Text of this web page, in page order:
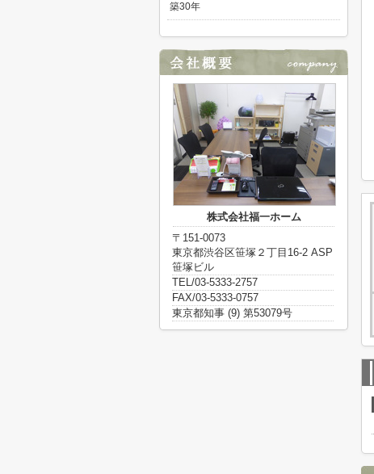
築30年
株式会社福一ホーム
〒151-0073
東京都渋谷区笹塚２丁目16-2 ASP
笹塚ビル
TEL/03-5333-2757
FAX/03-5333-0757
東京都知事 (9) 第53079号